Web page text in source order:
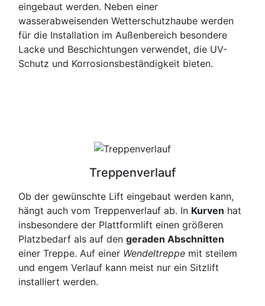
eingebaut werden. Neben einer
wasserabweisenden Wetterschutzhaube werden
für die Installation im Außenbereich besondere
Lacke und Beschichtungen verwendet, die UV-
Schutz und Korrosionsbeständigkeit bieten.
Treppenverlauf
Ob der gewünschte Lift eingebaut werden kann,
hängt auch vom Treppenverlauf ab. In Kurven hat
insbesondere der Plattformlift einen größeren
Platzbedarf als auf den geraden Abschnitten
einer Treppe. Auf einer Wendeltreppe mit steilem
und engem Verlauf kann meist nur ein Sitzlift
installiert werden.